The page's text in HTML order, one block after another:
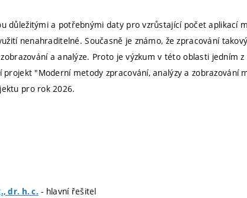
důležitými a potřebnými daty pro vzrůstající počet aplikací
nenahraditelné. Současně je známo, že zpracování
a analýze. Proto je výzkum v této oblasti jedním
projekt "Moderní metody zpracování, analýzy a zobrazování
pro rok 2026.
dr. h. c. - hlavní řešitel